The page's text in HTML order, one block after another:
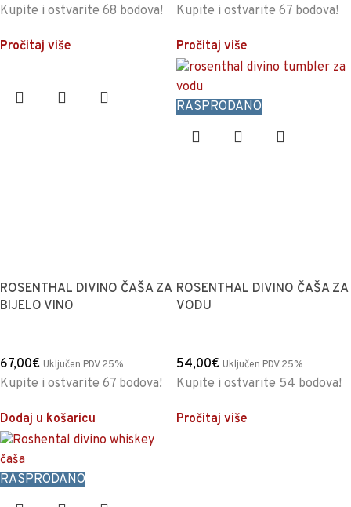
Kupite i ostvarite 68 bodova!
Pročitaj više
Kupite i ostvarite 67 bodova!
Pročitaj više
ROSENTHAL DIVINO ČAŠA ZA
BIJELO VINO
67,00€ Uključen PDV 25%
Kupite i ostvarite 67 bodova!
Dodaj u košaricu
RASPRODANO
ROSENTHAL DIVINO ČAŠA ZA
VODU
54,00€ Uključen PDV 25%
Kupite i ostvarite 54 bodova!
Pročitaj više
RASPRODANO